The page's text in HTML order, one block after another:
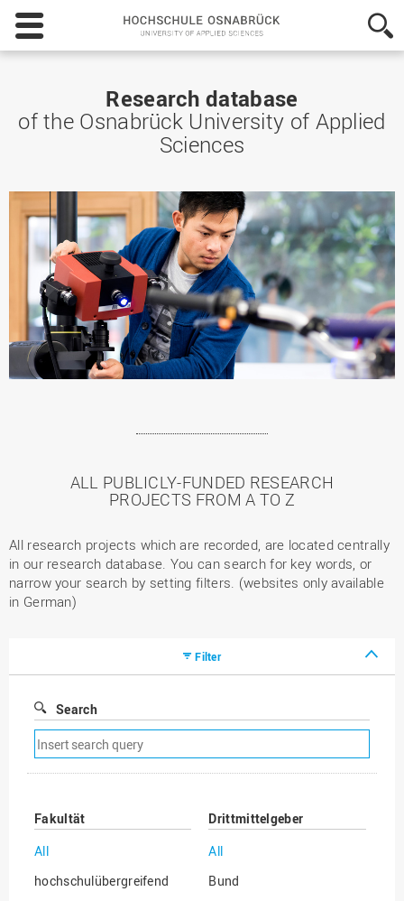
Hochschule
Osnabrück
-
Sciences
Research database
of the Osnabrück University of Applied
Sciences
ALL PUBLICLY-FUNDED RESEARCH
PROJECTS FROM A TO Z
All research projects which are recorded, are located centrally
in our research database. You can search for key words, or
narrow your search by setting filters. (websites only available
in German)
Filter
Search
Remove
search
filter
Fakultät
All
hochschulübergreifend
Drittmittelgeber
All
Bund